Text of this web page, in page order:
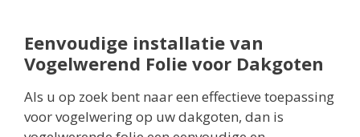
Eenvoudige installatie van
Vogelwerend Folie voor Dakgoten
Als u op zoek bent naar een effectieve toepassing
voor vogelwering op uw dakgoten, dan is